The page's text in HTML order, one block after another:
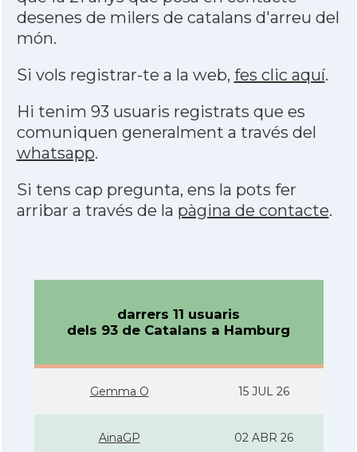
desenes de milers de catalans d'arreu del
món.
Si vols registrar-te a la web, fes clic aquí.
Hi tenim 93 usuaris registrats que es
comuniquen generalment a través del
whatsapp.
Si tens cap pregunta, ens la pots fer
arribar a través de la pàgina de contacte.
darrers 11 usuaris
dels 93 de Catalans a Hamburg
Gemma O 15 JUL 26
AinaGP 02 ABR 26